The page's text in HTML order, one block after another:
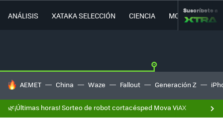
ANÁLISIS XATAKA SELECCIÓN CIENCIA MOVILIDAD
Suscríbete a
HOY SE HABLA DE
AEMET China Waze Fallout Generación Z
🌿¡Últimas horas! Sorteo de robot cortacésped Mova ViAX